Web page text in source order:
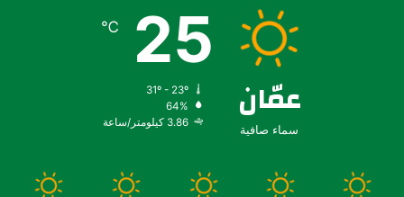
عمّان
سماء صافية
25
℃
64%
3.86 كيلومتر/ساعة